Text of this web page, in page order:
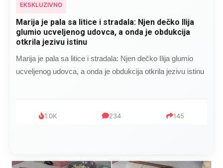
EKSKLUZIVNO
Marija je pala sa litice i stradala: Njen dečko Ilija
glumio ucveljenog udovca, a onda je obdukcija
otkrila jezivu istinu
Marija je pala sa litice i stradala: Njen dečko Ilija glumio
ucveljenog udovca, a onda je obdukcija otkrila jezivu istinu
1.0K 234 145